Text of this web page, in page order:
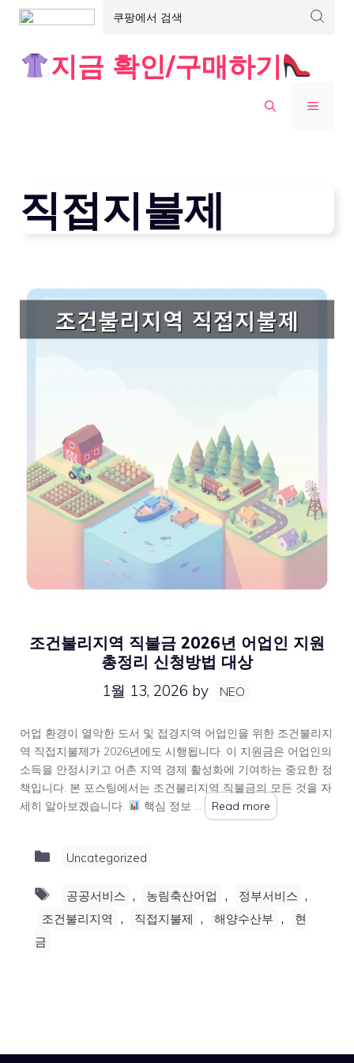
지금 확인/구매하기
MENU
직접지불제
조건불리지역 직불금 2026년 어업인 지원
총정리 신청방법 대상
1월 13, 2026 by NEO
어업 환경이 열악한 도서 및 접경지역 어업인을 위한 조건불리지
역 직접지불제가 2026년에도 시행됩니다. 이 지원금은 어업인의
소득을 안정시키고 어촌 지역 경제 활성화에 기여하는 중요한 정
책입니다. 본 포스팅에서는 조건불리지역 직불금의 모든 것을 자
세히 알아보겠습니다.
핵심 정보 … Read more
Categories
Uncategorized
Tags
공공서비스 , 농림축산어업 , 정부서비스 ,
조건불리지역 , 직접지불제 , 해양수산부 ,
현
금